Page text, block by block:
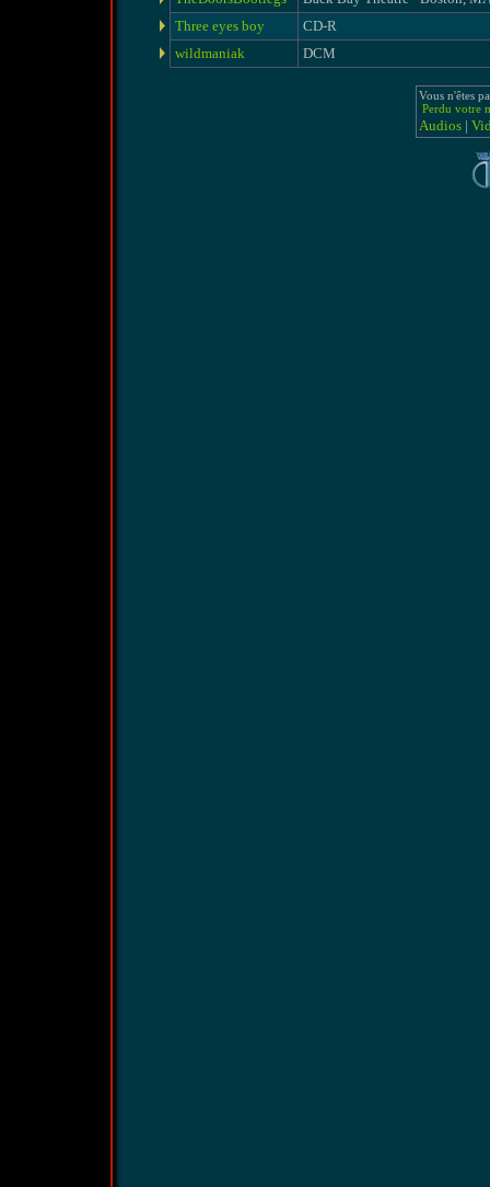
Three eyes boy
CD-R
wildmaniak
DCM
Vous n'êtes
Perdu votre
Audios|